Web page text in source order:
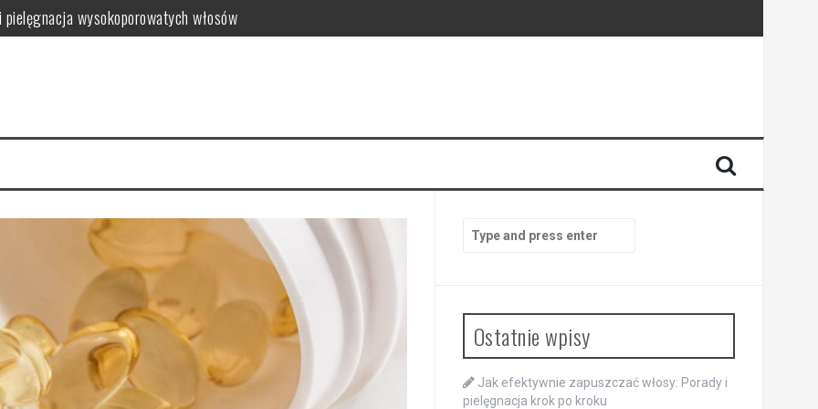
wysokoporowatych włosów
dla skóry
farbowaniu?
pielęgnacja krok po kroku
for:
Ostatnie wpisy
Jak efektywnie zapuszczać włosy: Porady i
pielęgnacja krok po kroku